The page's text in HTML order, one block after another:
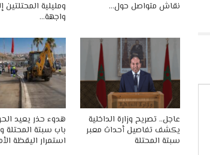
نقاش متواصل حول…
ومليلية المحتلتين
واجهة…
عاجل.. تصريح وزارة الداخلية
يكشف تفاصيل أحداث معبر
سبتة المحتلة
هدوء حذر يعيد
باب سبتة
استمرار اليقظة